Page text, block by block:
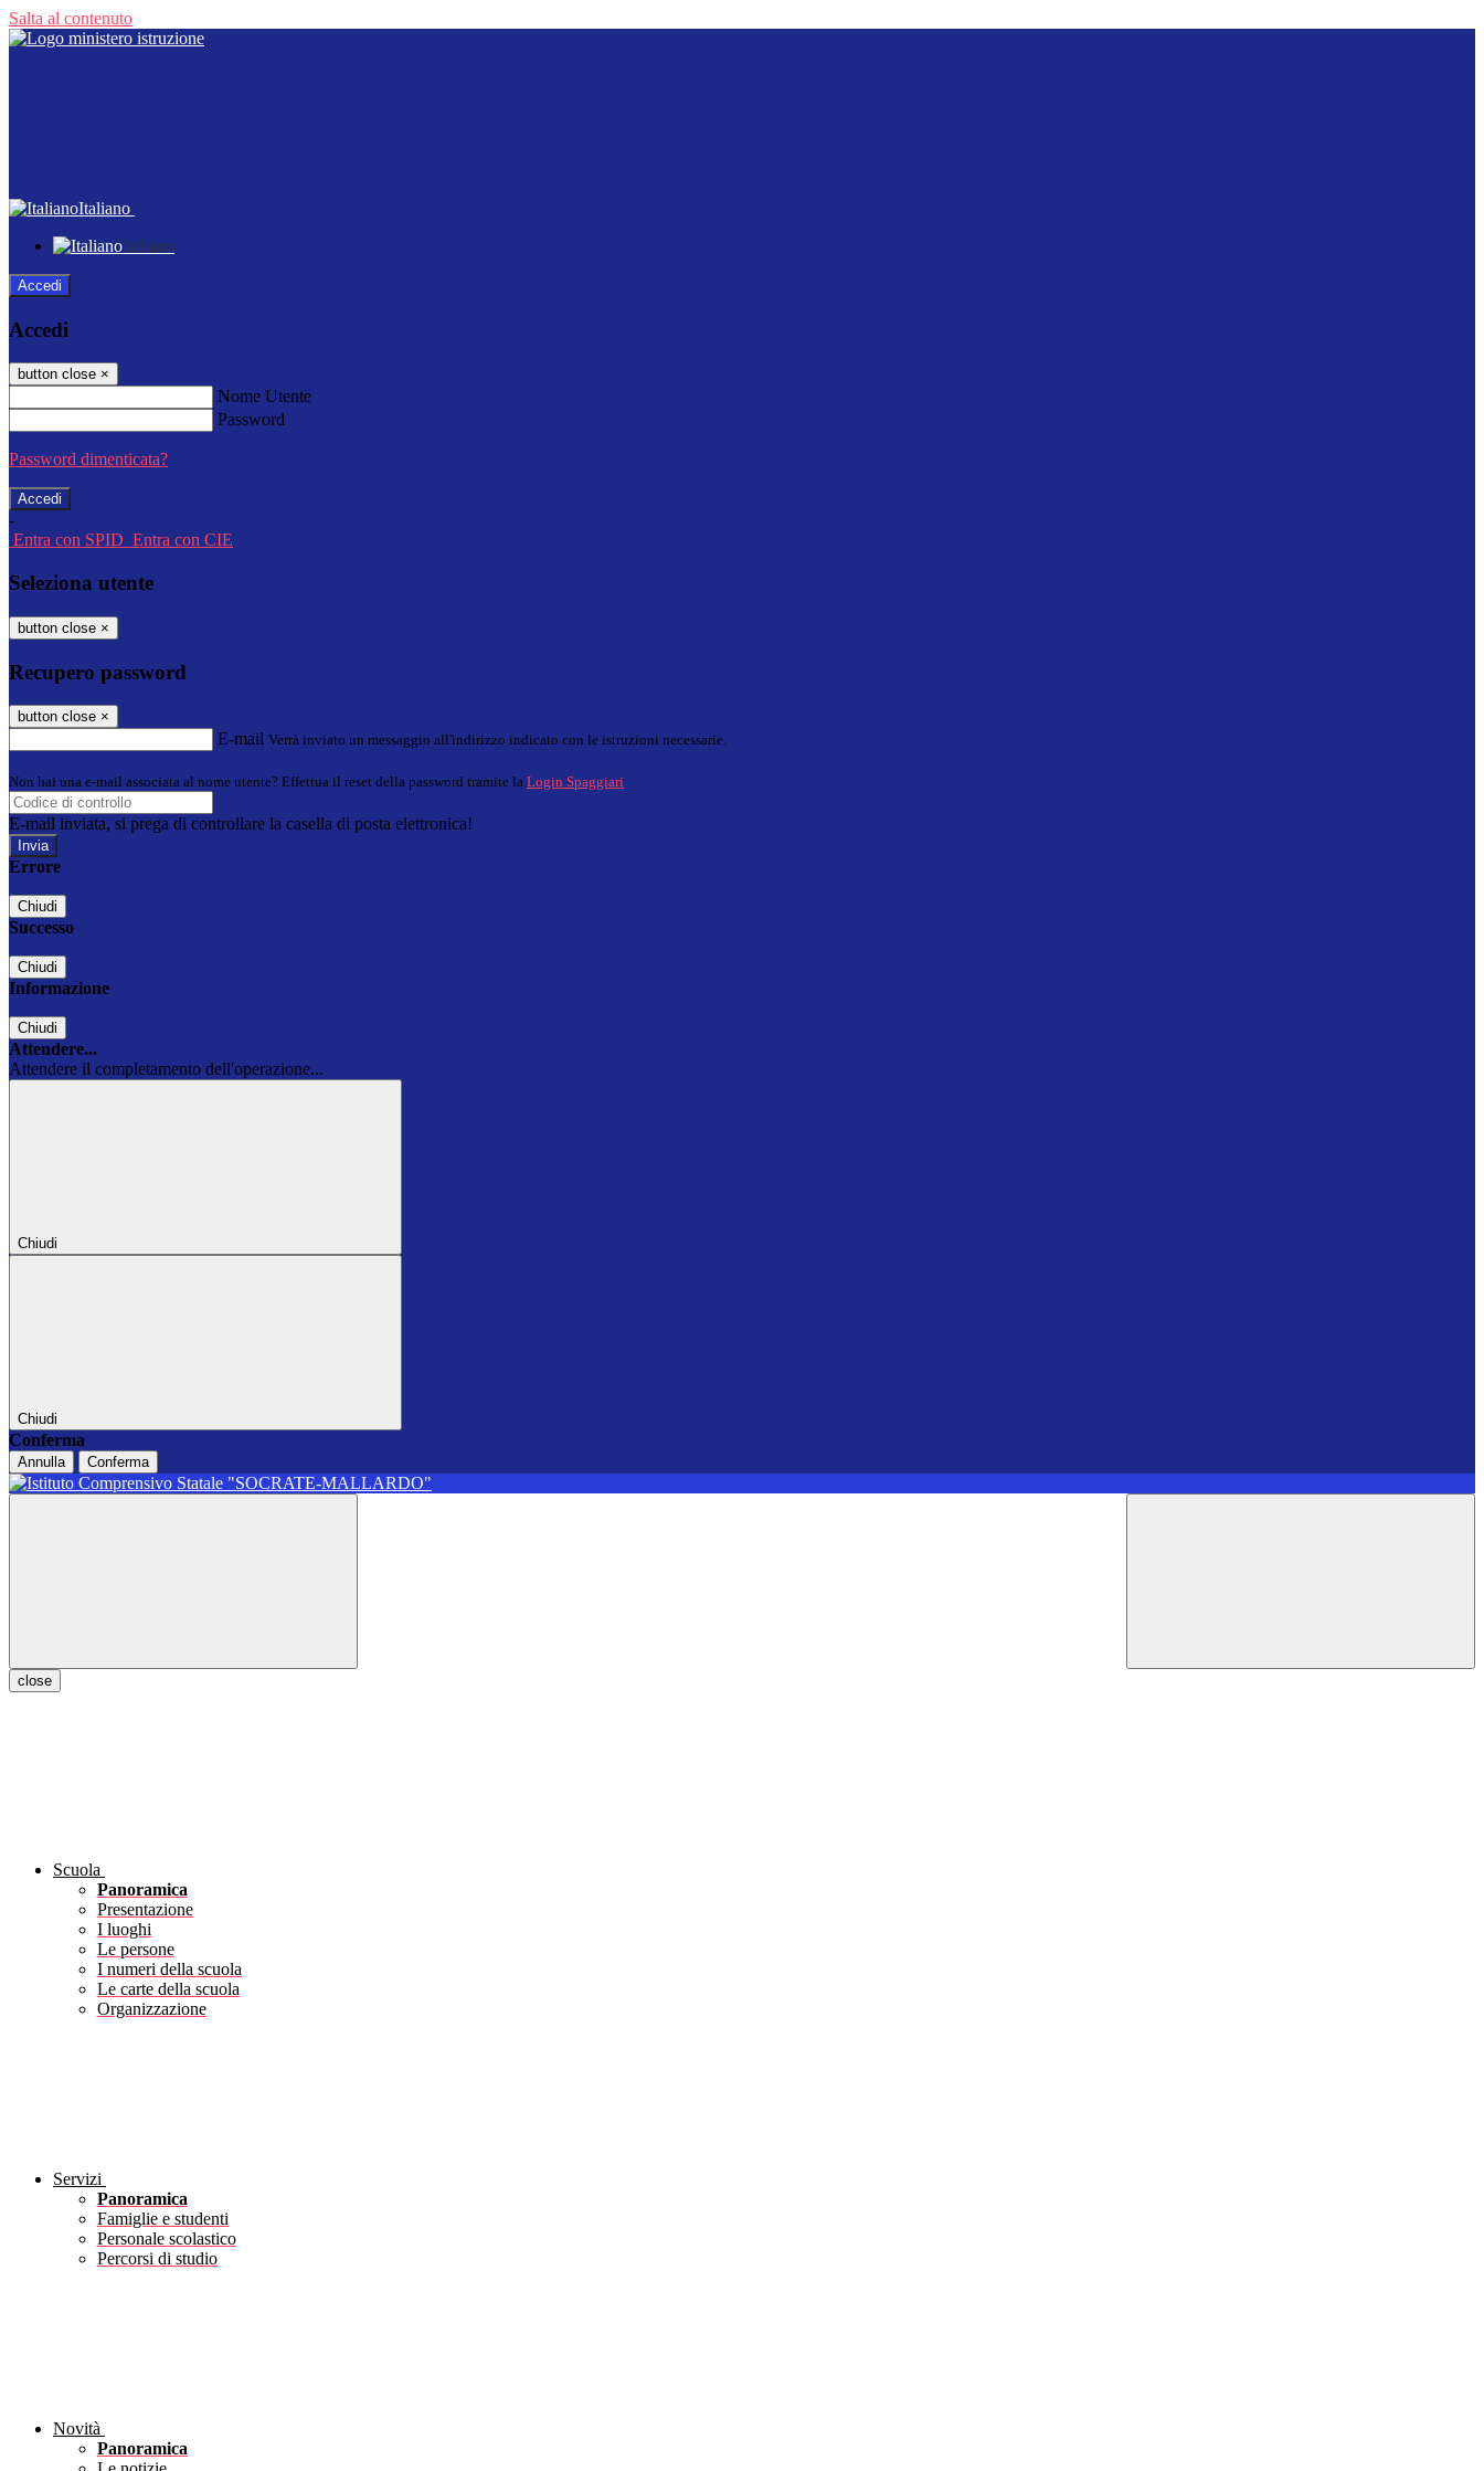
Salta al contenuto
Italiano
Italiano
Accedi
Accedi
button close ×
Nome Utente
Password
Password dimenticata?
-
Entra con SPID Entra con CIE
Seleziona utente
button close ×
Recupero password
button close ×
E-mail Verrà inviato un messaggio all'indirizzo indicato con le istruzioni necessarie.
Non hai una e-mail associata al nome utente? Effettua il reset della password tramite la Login Spaggiari
E-mail inviata, si prega di controllare la casella di posta elettronica!
Errore
Chiudi
Successo
Chiudi
Informazione
Chiudi
Attendere...
Attendere il completamento dell'operazione...
Chiudi
Chiudi
Conferma
Annulla Conferma
close
Scuola
Panoramica
Presentazione
I luoghi
Le persone
I numeri della scuola
Le carte della scuola
Organizzazione
Servizi
Panoramica
Famiglie e studenti
Personale scolastico
Percorsi di studio
Novità
Panoramica